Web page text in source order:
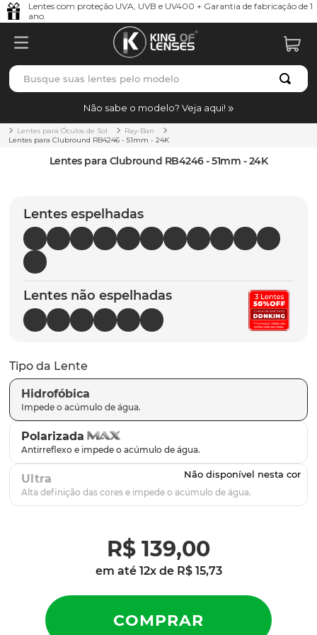
Lentes com proteção UVA, UVB e UV400 + Garantia de fabricação de 1
ano.
Busque suas lentes pelo modelo
Não sabe o modelo? Veja aqui!
Lentes para Óculos de Sol
Ray-Ban
Lentes para Clubround RB4246 - 51mm - 24K
Lentes para Clubround RB4246 - 51mm - 24K
Lentes espelhadas
Lentes não espelhadas
Tipo da Lente
Hidrofóbica
Polarizada
Ultra
R$ 139,00
em até 12x de R$ 15,73
TERMOS MAIS BUSCADOS
1º borrachas
holbrook
5º chaves
6º t-shock
7º latch
8º gasket
9º parafusos